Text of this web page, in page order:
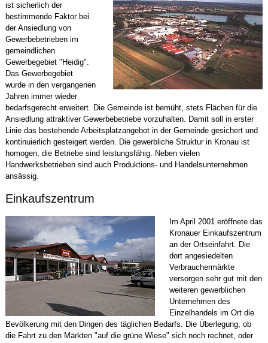
ist sicherlich der
bestimmende Faktor bei
der Ansiedlung von
Gewerbebetrieben im
gemeindlichen
Gewerbegebiet "Heidig".
Das Gewerbegebiet
wurde in den vergangenen
Jahren immer wieder
bedarfsgerecht erweitert. Die Gemeinde ist bemüht, stets Flächen für die
Ansiedlung attraktiver Gewerbebetriebe vorzuhalten. Damit soll in erster
Linie das bestehende Arbeitsplatzangebot in der Gemeinde gesichert und
kontinuierlich gesteigert werden. Die gewerbliche Struktur in Kronau ist
homogen, die Betriebe sind leistungsfähig. Neben vielen
Handwerksbetrieben sind auch Produktions- und Handelsunternehmen
ansässig.
Einkaufszentrum
Im April 2001 eröffnete das
Kronauer Einkaufszentrum
an der Ortseinfahrt. Die
dort angesiedelten
Verbrauchermärkte
versorgen sehr gut mit den
weiteren gewerblichen
Unternehmen des
Einzelhandels im Ort die
Bevölkerung mit den Dingen des täglichen Bedarfs. Die Überlegung, ob
die Fahrt zu den Märkten "auf die grüne Wiese" sich noch rechnet, oder